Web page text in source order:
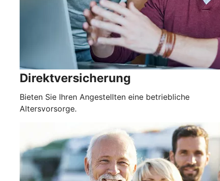
Direktversicherung
Bieten Sie Ihren Angestellten eine betriebliche
Altersvorsorge.